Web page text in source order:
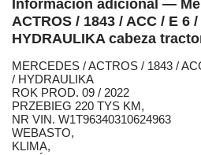
Información adicional —
ACTROS / 1843 / ACC / E 6
HYDRAULIKA cabeza
MERCEDES / ACTROS / 1843 /
/ HYDRAULIKA
ROK PROD. 09 / 2022
PRZEBIEG 220 TYS KM,
NR VIN. W1T96340310624963
WEBASTO,
KLIMA,